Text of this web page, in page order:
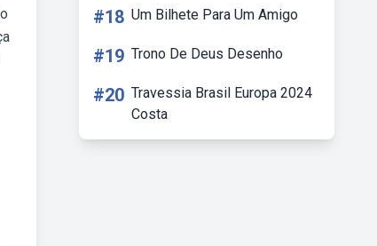
#18 Um Bilhete Para Um Amigo
#19 Trono De Deus Desenho
#20 Travessia Brasil Europa 2024
Costa